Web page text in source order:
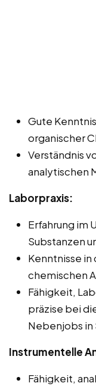
Gute
organischer
Verständnis
analytischen
Laborpraxis:
Erfahrung im
Substanzen
Kenntnisse in
chemischen
Fähigkeit,
präzise bei
Nebenjobs in
Instrumentelle
Fähigkeit,